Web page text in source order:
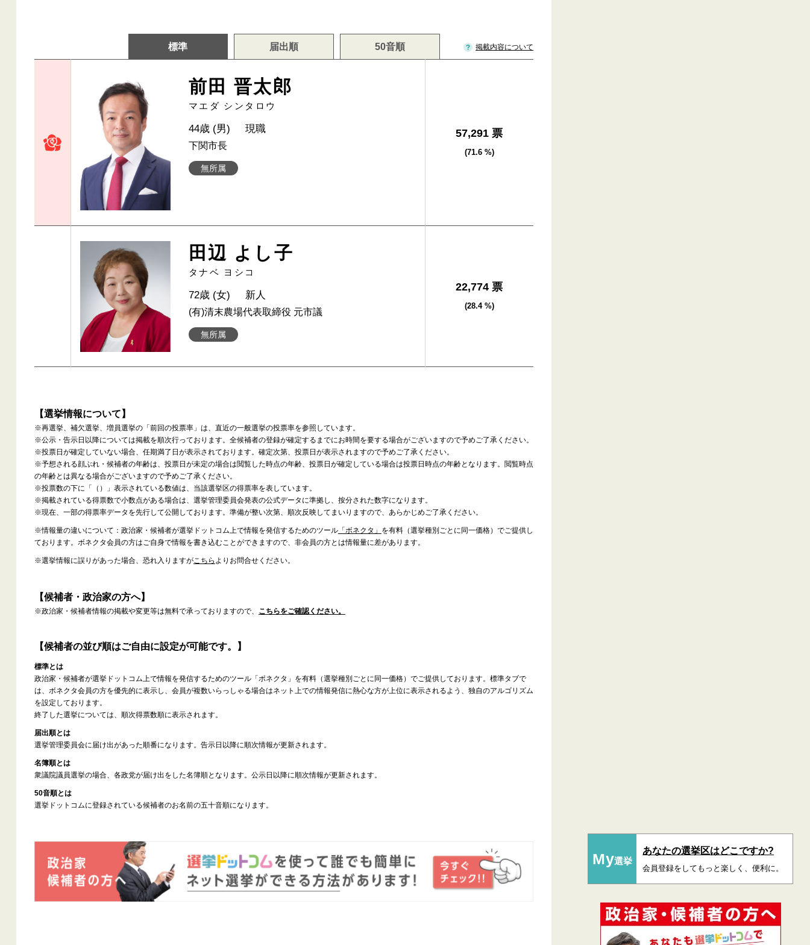
標準 届出順 50音順 掲載内容について
前田 晋太郎
マエダ シンタロウ
無所属
44歳 (男) 現職
下関市長
57,291 票
(71.6 %)
田辺 よし子
タナベ ヨシコ
無所属
72歳 (女) 新人
(有)清末農場代表取締役 元市議
22,774 票
(28.4 %)
【選挙情報について】
※再選挙、補欠選挙、増員選挙の「前回の投票率」は、直近の一般選挙の投票率を参照しています。
※公示・告示日以降については掲載を順次行っております。全候補者の登録が確定するまでにお時間を要する場合がございますので予めご了承ください。
※投票日が確定していない場合、任期満了日が表示されております。確定次第、投票日が表示されますので予めご了承ください。
※予想される顔ぶれ・候補者の年齢は、投票日が未定の場合は閲覧した時点の年齢、投票日が確定している場合は投票日時点の年齢となります。閲覧時点
の年齢とは異なる場合がございますので予めご了承ください。
※投票数の下に「（）」表示されている数値は、当該選挙区の得票率を表しています。
※掲載されている得票数で小数点がある場合は、選挙管理委員会発表の公式データに準拠し、按分された数字になります。
※現在、一部の得票率データを先行して公開しております。準備が整い次第、順次反映してまいりますので、あらかじめご了承ください。
※情報量の違いについて：政治家・候補者が選挙ドットコム上で情報を発信するためのツール「ボネクタ」 を有料（選挙種別ごとに同一価格）でご提供し
ております。ボネクタ会員の方はご自身で情報を書き込むことができますので、非会員の方とは情報量に差があります。
※選挙情報に誤りがあった場合、恐れ入りますがこちら よりお問合せください。
【候補者・政治家の方へ】
※政治家・候補者情報の掲載や変更等は無料で承っておりますので、 こちらをご確認ください。
【候補者の並び順はご自由に設定が可能です。】
標準とは
政治家・候補者が選挙ドットコム上で情報を発信するためのツール「ボネクタ」を有料（選挙種別ごとに同一価格）でご提供しております。標準タブで
は、ボネクタ会員の方を優先的に表示し、会員が複数いらっしゃる場合はネット上での情報発信に熱心な方が上位に表示されるよう、独自のアルゴリズム
を設定しております。
終了した選挙については、順次得票数順に表示されます。
届出順とは
選挙管理委員会に届け出があった順番になります。告示日以降に順次情報が更新されます。
名簿順とは
衆議院議員選挙の場合、各政党が届け出をした名簿順となります。公示日以降に順次情報が更新されます。
50音順とは
選挙ドットコムに登録されている候補者のお名前の五十音順になります。
My選挙
あなたの選挙区はどこですか?
会員登録をしてもっと楽しく、便利に。